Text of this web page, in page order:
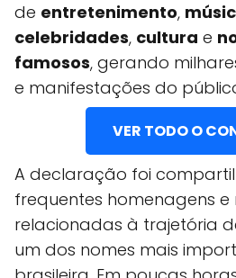
de entretenimento,
celebridades, cultura e
famosos, gerando
e manifestações do
VER TODO O
A declaração foi
frequentes homenagens
relacionadas à trajetória
um dos nomes mais